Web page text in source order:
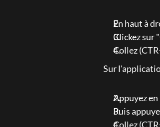
En haut à
Clickez sur
Collez
Sur
Appuyez
Puis
Collez